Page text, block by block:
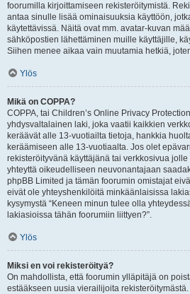
foorumilla kirjoittamiseen rekisteröitymistä.
antaa sinulle lisää ominaisuuksia käyttöön,
käytettävissä. Näitä ovat mm. avatar-kuvan
sähköpostien lähettäminen muille käyttäjille,
Siihen menee aikaa vain muutamia hetkiä,
Ylös
Mikä on COPPA?
COPPA, tai Children’s Online Privacy
yhdysvaltalainen laki, joka vaatii kaikkien
keräävät alle 13-vuotiailta tietoja, hankkia
keräämiseen alle 13-vuotiaalta. Jos olet
rekisteröityvänä käyttäjänä tai verkkosivua
yhteyttä oikeudelliseen neuvonantajaan
phpBB Limited ja tämän foorumin omistajat
eivät ole yhteyshenkilöitä minkäänlaisissa
kysymystä “Keneen minun tulee olla
lakiasioissa tähän foorumiin liittyen?”.
Ylös
Miksi en voi rekisteröityä?
On mahdollista, että foorumin ylläpitäjä on
estääkseen uusia vierailijoita